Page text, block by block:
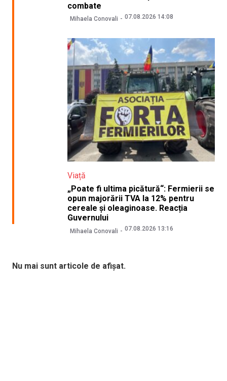
combate
Mihaela Conovali 07.08.2026 14:08
Viață
„Poate fi ultima picătură“: Fermierii se
opun majorării TVA la 12% pentru
cereale și oleaginoase. Reacția
Guvernului
Mihaela Conovali 07.08.2026 13:16
Nu mai sunt articole de afișat.